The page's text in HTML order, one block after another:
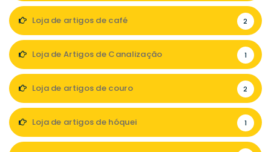
Loja de artigos de café 2
Loja de Artigos de Canalização 1
Loja de artigos de couro 2
Loja de artigos de hóquei 1